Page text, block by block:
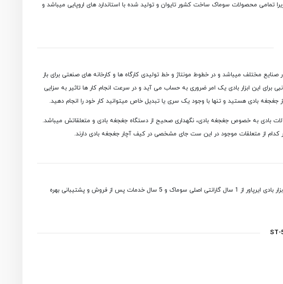
تمامی محصولات سوماک ساخت کشور تایوان و تولید شده با استاندارد های اروپایی میباشد و
صنایع مختلف میباشد و در خطوط مونتاژ و خط تولیدی کارگاه ها و کارخانه های صنعتی برای باز
برای این ابزار بادی یک امر ضروری به حساب می آید و در سرعت انجام کار ها تاثیر به سزایی
از جغجغه بادی هستید و تنها با وجود یک سری یا تبدیل خاص میتوانید کار خود را انجام دهید.
آلات بادی به خصوص جغجغه بادی، نگهداری صحیح از دستگاه جغجغه بادی و متعلقاتش میباشد.
با خرید ست آچار جغجغه ای بادی سوماک مدل ST-5552K از فروشگاه ابزار بادی ایرپاور از 1 سال گارانتی اصلی سوماک و 5 سال خدمات پس از فروش و پشتیبانی بهره